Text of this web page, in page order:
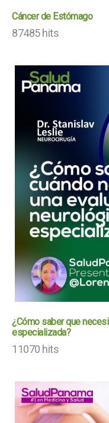
Cáncer de Estómago
87485 hits
¿Cómo saber que
especializada?
11070 hits